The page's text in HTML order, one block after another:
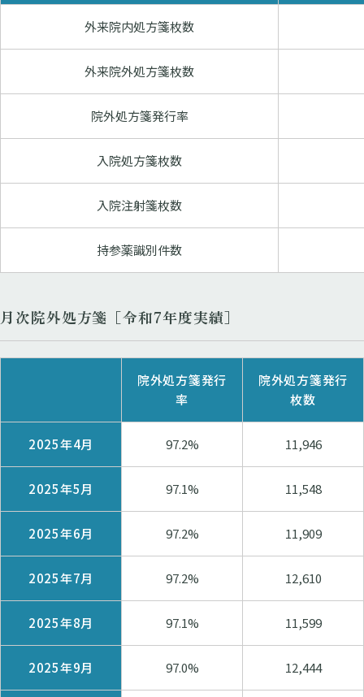
外来院内処方箋枚数
外来院外処方箋枚数
院外処方箋発行率
入院処方箋枚数
入院注射箋枚数
持参薬識別件数
月次院外処方箋［令和7年度実績］
院外処方箋発行
率
院外処方箋発行
枚数
2025年4月 97.2% 11,946
2025年5月 97.1% 11,548
2025年6月 97.2% 11,909
2025年7月 97.2% 12,610
2025年8月 97.1% 11,599
2025年9月 97.0% 12,444